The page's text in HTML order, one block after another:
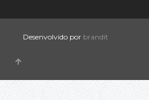
Desenvolvido por brandit